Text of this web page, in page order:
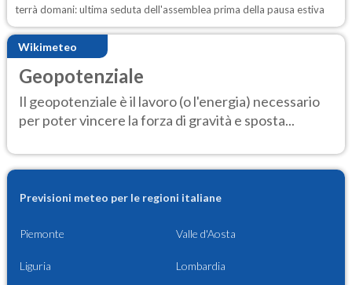
terrà domani: ultima seduta dell'assemblea prima della pausa estiva
Wikimeteo
Geopotenziale
Il geopotenziale è il lavoro (o l'energia) necessario
per poter vincere la forza di gravità e sposta...
Previsioni meteo per le regioni italiane
Piemonte Valle d'Aosta
Liguria Lombardia